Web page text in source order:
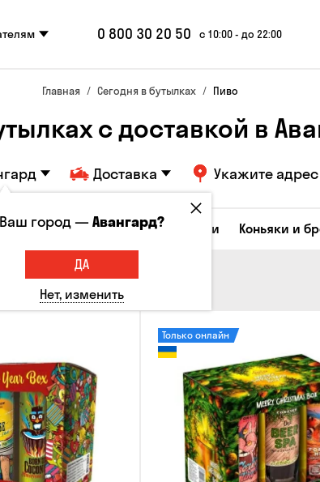
0 800 30 20 50 с 10:00 - до 22:00
Главная Сегодня в бутылках Пиво
с доставкой в
Доставка Укажите адрес
Соджу Ликеры и настойки Коньяки и
Только онлайн
Ваш город —Авангард?
ДА
Нет, изменить